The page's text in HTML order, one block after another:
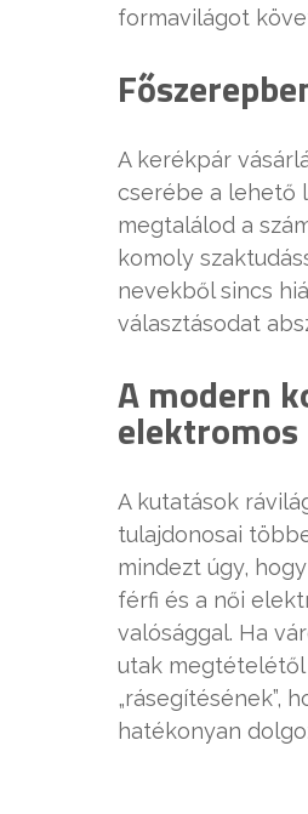
formavilágot
A kerékpár
cserébe a lehető
megtalálod a
komoly
nevekből sincs
választásodat
A modern
A kutatások
tulajdonosai
mindezt úgy,
férfi és a női
valósággal. Ha
utak megtételétől
„rásegítésének”,
hatékonyan